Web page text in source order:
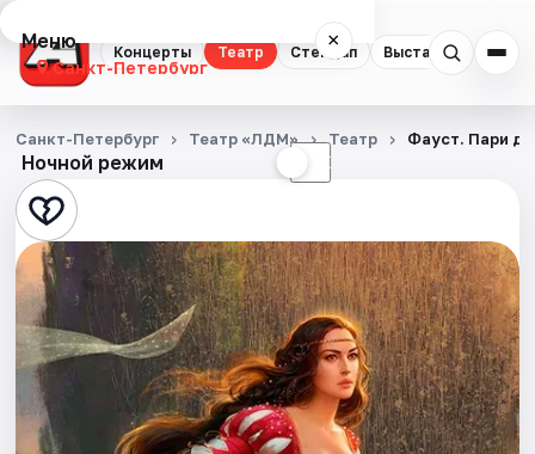
Концерты Театр Стендап Выставки
Меню ×
Санкт-Петербург
Концерты
Театр
Стендап
Выставки
Квесты
Экскурсии
Ночной режим ☾
Санкт-Петербург Театр «ЛДМ» Театр Фауст. Пари